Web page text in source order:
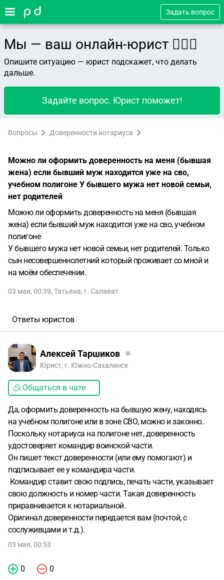
Задать вопрос
Мы — ваш онлайн-юрист 👨🏻‍⚖️
Опишите ситуацию — юрист подскажет, что делать
дальше.
Задайте вопрос. Юрист поможет!
Вопросы Доверенности нотариуса
Можно ли оформить доверенность на меня (бывшая
жена) если бывший муж находится уже на сво,
учебном полигоне У бывшего мужа нет новой семьи,
нет родителей
Можно ли оформить доверенность на меня (бывшая
жена) если бывший муж находится уже на сво, учебном
полигоне
У бывшего мужа нет новой семьи, нет родителей. Только
сын несовершеннолетний который проживает со мной и
на моём обеспечении.
03 мая, 00:39, Татьяна, г. Салават
Ответы юристов
Алексей Таршиков
Юрист, г. Южно-Сахалинск
Общаться в чате
Да, оформить доверенность на бывшую жену, находясь
на учебном полигоне или в зоне СВО, можно и законно.
Поскольку нотариуса на полигоне нет, доверенность
удостоверяет командир воинской части.
Он пишет текст доверенности (или ему помогают) и
подписывает ее у командира части.
Командир ставит свою подпись, печать части, указывает
свою должность и номер части. Такая доверенность
приравнивается к нотариальной.
Оригинал доверенности передается вам (почтой, с
сослуживцами и т.д.).
03 мая, 00:53
0 0